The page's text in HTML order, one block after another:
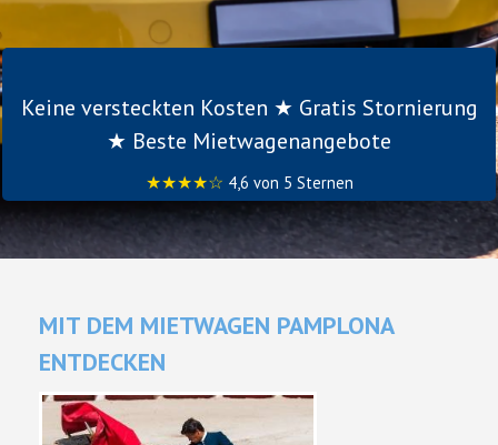
Keine versteckten Kosten ★ Gratis Stornierung
★ Beste Mietwagenangebote
★★★★☆ 4,6 von 5 Sternen
MIT DEM MIETWAGEN PAMPLONA
ENTDECKEN